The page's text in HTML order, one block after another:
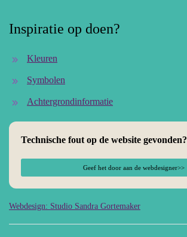
Inspiratie op doen?
Kleuren
Symbolen
Achtergrondinformatie
Technische fout op de website gevonden?
Geef het door aan de webdesigner>>
Webdesign: Studio Sandra Gortemaker